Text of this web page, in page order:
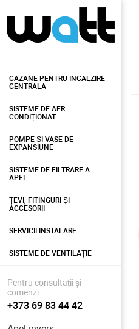
CAZANE PENTRU INCALZIRE
CENTRALA
SISTEME DE AER
CONDIȚIONAT
POMPE ȘI VASE DE
EXPANSIUNE
SISTEME DE FILTRARE A
APEI
ȚEVI, FITINGURI ȘI
ACCESORII
SERVICII INSTALARE
SISTEME DE VENTILAȚIE
Pentru consultații și
comenzi
+373 69 83 44 42